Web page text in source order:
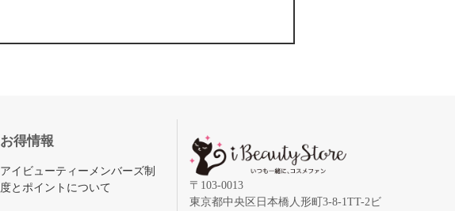
お得情報
アイビューティーメンバーズ制
度とポイントについて
〒103-0013
東京都中央区日本橋人形町3-8-1TT-2ビ